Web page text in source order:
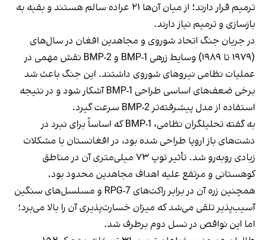
ترمیم قرار دارند؛ از میان آن‌ها ۲۱ عراده سالم هستند و بقیه به
بازسازی و ترمیم نیاز دارند.
در جریان جنگ اتحاد شوروی و مجاهدین افغان در سال‌های
(۱۹۷۹ تا ۱۹۸۹) وسایط زرهی BMP-1 و BMP-2 نقش مهمی در
عملیات نظامی نیروهای شوروی داشتند. این جنگ باعث شد
برخی ضعف‌های اساسی طراحی BMP-1 آشکار شود و در نتیجه
استفاده از مدل پیشرفته‌تر BMP-2 سرعت گیرد.
به گفته تحلیلگران نظامی، BMP-1 که اساساً برای نبرد در
دشت‌های باز اروپا طراحی شده بود، در افغانستان با مشکلات
زیادی روبه‌رو شد. تأثیر توپ ۷۳ میلی‌متری آن در مناطق
کوهستانی و مرتفع علیه اهداف مجاهدین محدود بود.
همچنین زره آن در برابر راکت‌های RPG-7 و مسلسل‌های سنگین
آسیب‌پذیر تلقی می‌شد که میزان خسارت‌پذیری آن را بالا می‌برد؛
اما این نواقص در نسل دوم برطرف شد.